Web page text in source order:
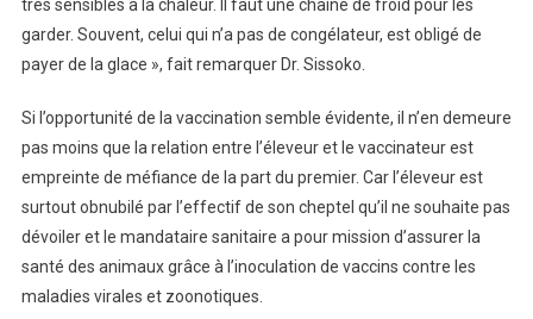
très sensibles à la chaleur. Il faut une chaîne de froid pour les
garder. Souvent, celui qui n’a pas de congélateur, est obligé de
payer de la glace », fait remarquer Dr. Sissoko.
Si l’opportunité de la vaccination semble évidente, il n’en demeure
pas moins que la relation entre l’éleveur et le vaccinateur est
empreinte de méfiance de la part du premier. Car l’éleveur est
surtout obnubilé par l’effectif de son cheptel qu’il ne souhaite pas
dévoiler et le mandataire sanitaire a pour mission d’assurer la
santé des animaux grâce à l’inoculation de vaccins contre les
maladies virales et zoonotiques.